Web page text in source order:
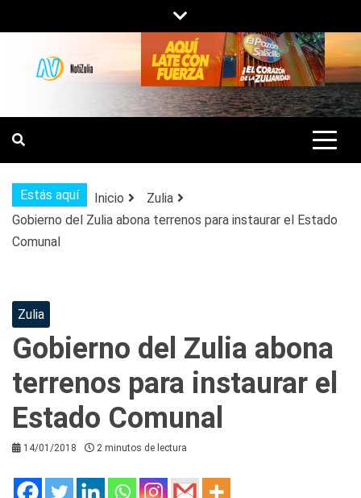
al
contenido
NOTIZULIA
NOTICIAS DEL ZULIA, VENEZUELA Y
DE INTERÉS GENERAL.
Estás aquí Inicio
Zulia
Gobierno del Zulia abona terrenos para instaurar el Estado
Comunal
Zulia
Gobierno del Zulia abona
terrenos para instaurar el
Estado Comunal
14/01/2018 2 minutos de lectura